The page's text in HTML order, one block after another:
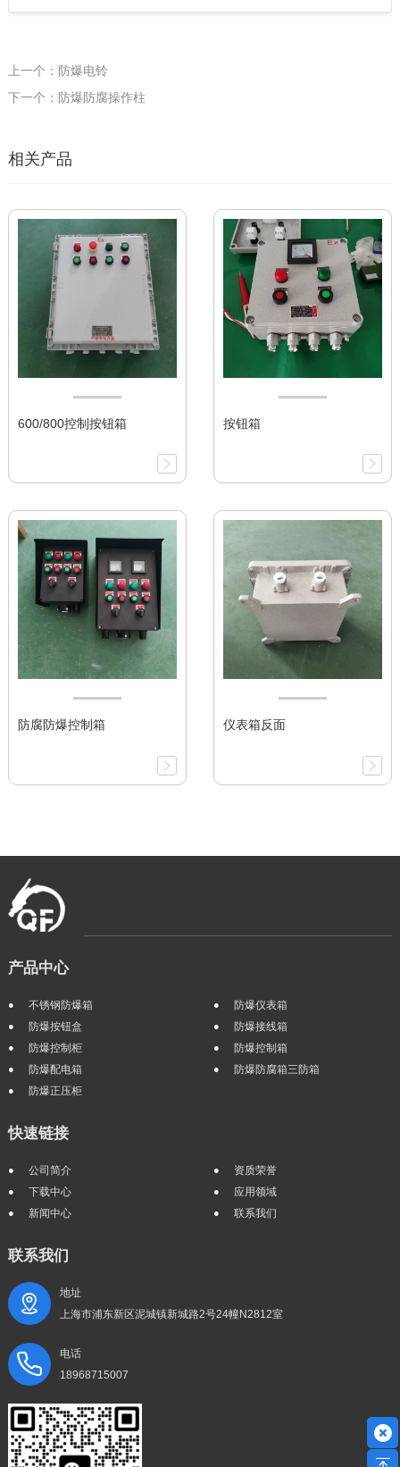
上一个：防爆电铃
下一个：防爆防腐操作柱
相关产品
600/800控制按钮箱 按钮箱
防腐防爆控制箱 仪表箱反面
产品中心
不锈钢防爆箱
防爆仪表箱
防爆按钮盒
防爆接线箱
防爆控制柜
防爆控制箱
防爆配电箱
防爆防腐箱三防箱
防爆正压柜
快速链接
公司简介
资质荣誉
下载中心
应用领域
新闻中心
联系我们
联系我们
地址
上海市浦东新区泥城镇新城路2号24幢N2812室
电话
18968715007